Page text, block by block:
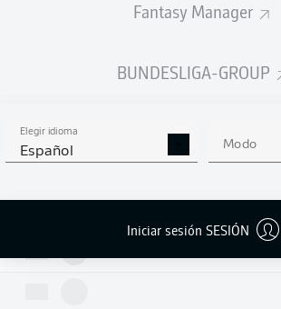
Fantasy Manager
BUNDESLIGA-GROUP
Elegir idioma
Español Modo
Iniciar sesión SESIÓN